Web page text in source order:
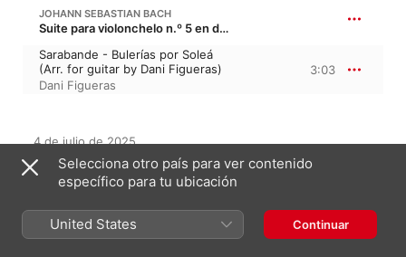
JOHANN SEBASTIAN BACH
Suite para violonchelo n.º 5 en do menor, BWV 1011
Sarabande - Bulerías por Soleá
(Arr. for guitar by Dani Figueras)
Dani Figueras
3:03
4 de julio de 2025
1 pista, 3 minutos
℗ 2025 Dani Figueras
En este álbum
Selecciona otro país para ver contenido
específico para tu ubicación
United States Continuar